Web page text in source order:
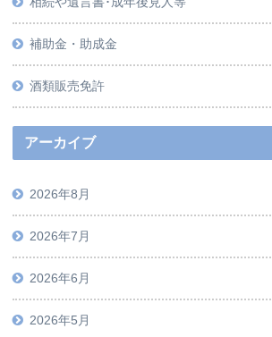
補助金・助成金
酒類販売免許
アーカイブ
2026年8月
2026年7月
2026年6月
2026年5月